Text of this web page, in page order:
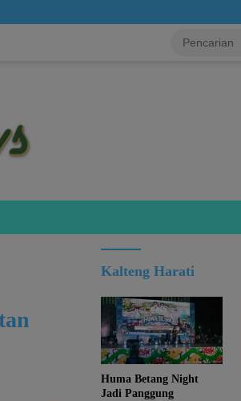
karena itu gratis...!
Kalteng Harati
Huma Betang Night
Jadi Panggung